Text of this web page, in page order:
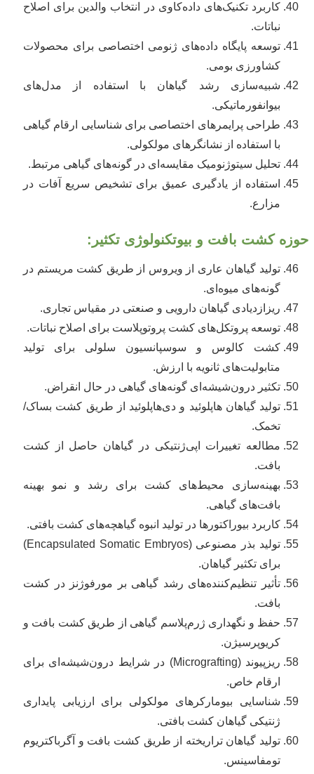
کاربرد تکنیک‌های داده‌کاوی در انتخاب والدین برای اصلاح
نباتات.
توسعه پایگاه داده‌های ژنومی اختصاصی برای محصولات
کشاورزی بومی.
شبیه‌سازی رشد گیاهان با استفاده از مدل‌های
بیوانفورماتیکی.
طراحی پرایمرهای اختصاصی برای شناسایی ارقام گیاهی
با استفاده از نشانگرهای مولکولی.
تحلیل سیتوژنومیک مقایسه‌ای در گونه‌های گیاهی مرتبط.
استفاده از یادگیری عمیق برای تشخیص سریع آفات در
مزارع.
حوزه کشت بافت و بیوتکنولوژی تکثیر:
تولید گیاهان عاری از ویروس از طریق کشت مریستم در
گونه‌های میوه‌ای.
ریزازدیادی گیاهان دارویی و صنعتی در مقیاس تجاری.
توسعه پروتکل‌های کشت پروتوپلاست برای اصلاح نباتات.
کشت کالوس و سوسپانسیون سلولی برای تولید
متابولیت‌های ثانویه با ارزش.
تکثیر درون‌شیشه‌ای گونه‌های گیاهی در حال انقراض.
تولید گیاهان هاپلوئید و دی‌هاپلوئید از طریق کشت بساک/
تخمک.
مطالعه تغییرات اپی‌ژنتیکی در گیاهان حاصل از کشت
بافت.
بهینه‌سازی محیط‌های کشت برای رشد و نمو بهینه
بافت‌های گیاهی.
کاربرد بیوراکتورها در تولید انبوه گیاهچه‌های کشت بافتی.
تولید بذر مصنوعی (Encapsulated Somatic Embryos)
برای تکثیر گیاهان.
تأثیر تنظیم‌کننده‌های رشد گیاهی بر مورفوژنز در کشت
بافت.
حفظ و نگهداری ژرم‌پلاسم گیاهی از طریق کشت بافت و
کریوپرسیژن.
ریزپیوند (Micrografting) در شرایط درون‌شیشه‌ای برای
ارقام خاص.
شناسایی بیومارکرهای مولکولی برای ارزیابی پایداری
ژنتیکی گیاهان کشت بافتی.
تولید گیاهان تراریخته از طریق کشت بافت و آگرباکتریوم
تومفاسینس.